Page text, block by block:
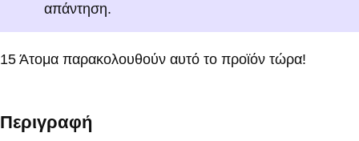
απάντηση.
15 Άτομα παρακολουθούν αυτό το προϊόν τώρα!
Περιγραφή